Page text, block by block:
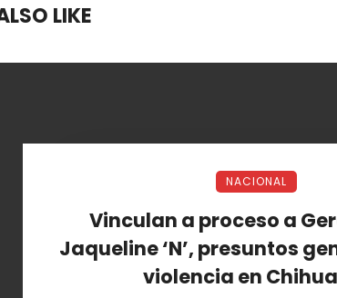
LIKE
NACIONAL
Vinculan a proceso a
Jaqueline ‘N’, presuntos
violencia en